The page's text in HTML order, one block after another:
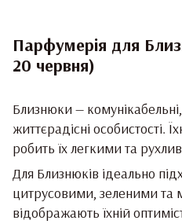
Парфумерія для
20 червня)
Близнюки — комунікабельні,
життєрадісні особистості.
робить їх легкими та
Для Близнюків ідеально
цитрусовими, зеленими та
відображають їхній